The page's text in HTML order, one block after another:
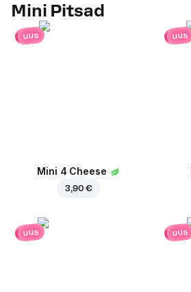
Mini Pitsad
uus
Mini 4 Cheese
3,90 €
uus
uus uus